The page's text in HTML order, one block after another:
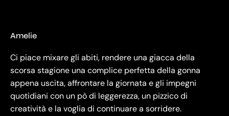
Amelie
Ci piace mixare gli abiti, rendere una giacca della
scorsa stagione una complice perfetta della gonna
appena uscita, affrontare la giornata e gli impegni
quotidiani con un pò di leggerezza, un pizzico di
creatività e la voglia di continuare a sorridere.